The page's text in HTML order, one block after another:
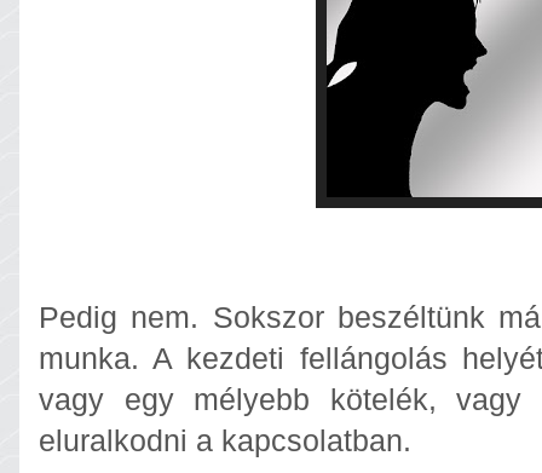
Pedig nem. Sokszor beszéltünk
munka. A kezdeti fellángolás
vagy egy mélyebb kötelék,
eluralkodni a kapcsolatban.